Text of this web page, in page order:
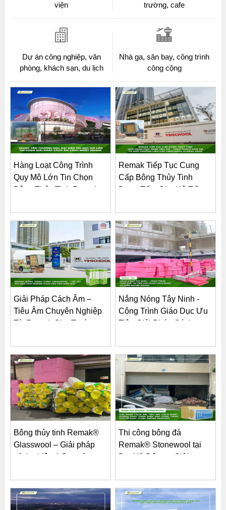
viện
trường, cafe
Dự án công nghiệp, văn
phòng, khách sạn, du lịch
Nhà ga, sân bay, công trình
công cộng
Hàng Loạt Công Trình
Quy Mô Lớn Tin Chọn
Bông Thủy Tinh Remak
Remak Tiếp Tục Cung
Cấp Bông Thủy Tinh
Dạng Tấm Cho Hệ Trần
Giải Pháp Cách Âm –
Tiêu Âm Chuyên Nghiệp
Từ Remak Cho Trường
Nắng Nóng Tây Ninh -
Công Trình Giáo Dục Ưu
Tiên Giải Pháp Cách...
Bông thủy tinh Remak®
Glasswool – Giải pháp
cách nhiệt chống nóng...
Thi công bông đá
Remak® Stonewool tại
Bar Hà Đông – Giải